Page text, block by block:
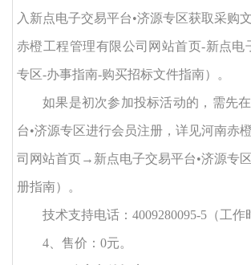
入新点电子交易平台•济源专区获取采购
赤橙工程管理有限公司网站首页-新点电
专区-办事指南-购买招标文件指南）。
如果是初次参加投标活动的，需先
台•济源专区进行会员注册，详见河南赤
司网站首页→新点电子交易平台•济源专
册指南）。
技术支持电话： 4009280095-5（工作
4、售价：0元。